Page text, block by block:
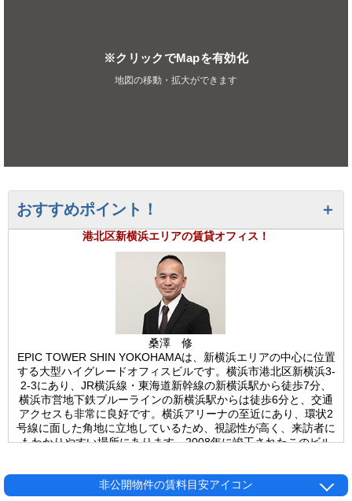
※クリックでMapを有効化
地図の移動・拡大ができます
おすすめポイント！
港北区新横浜エリアの賃貸オフィス！
桑澤 修
EPIC TOWER SHIN YOKOHAMAは、新横浜エリアの中心に位置
する大型ハイグレードオフィスビルです。横浜市港北区新横浜3-
2-3にあり、JR横浜線・東海道新幹線の新横浜駅から徒歩7分、
横浜市営地下鉄ブルーラインの新横浜駅からは徒歩6分と、交通
アクセスも非常に良好です。横浜アリーナの至近にあり、環状2
号線に面した角地に立地しているため、視認性が高く、来訪者に
もわかりやすい場所にあります。2008年に竣工されたこのビル
て利用できる構造です。エレベーターは、乗用17人乗りが8基、
非公開物件の賃料目安アイコン